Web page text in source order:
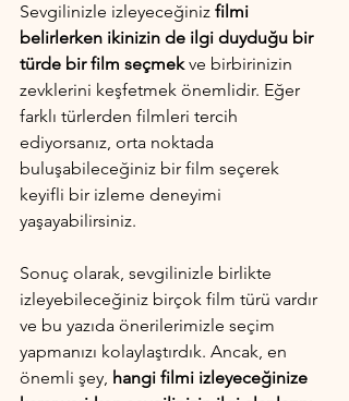
Sevgilinizle izleyeceğiniz filmi
belirlerken ikinizin de ilgi duyduğu bir
türde bir film seçmek ve birbirinizin
zevklerini keşfetmek önemlidir. Eğer
farklı türlerden filmleri tercih
ediyorsanız, orta noktada
buluşabileceğiniz bir film seçerek
keyifli bir izleme deneyimi
yaşayabilirsiniz.
Sonuç olarak, sevgilinizle birlikte
izleyebileceğiniz birçok film türü vardır
ve bu yazıda önerilerimizle seçim
yapmanızı kolaylaştırdık. Ancak, en
önemli şey, hangi filmi izleyeceğinize